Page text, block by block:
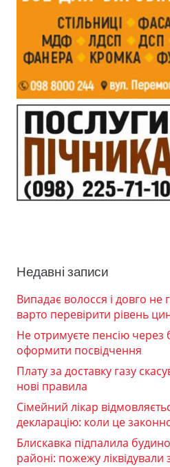
Недавні записи
Випадає волосся і довго не
варто перевірити рівень
Не отримуєте пенсію через
оформити посвідчення
Плату за доставку газу
нові правила
Сімейний лікар
декларацію: коли це
Блискавка підпалила
районі: пожежу ліквідували